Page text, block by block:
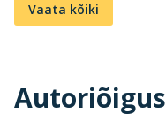
Vaata kõiki